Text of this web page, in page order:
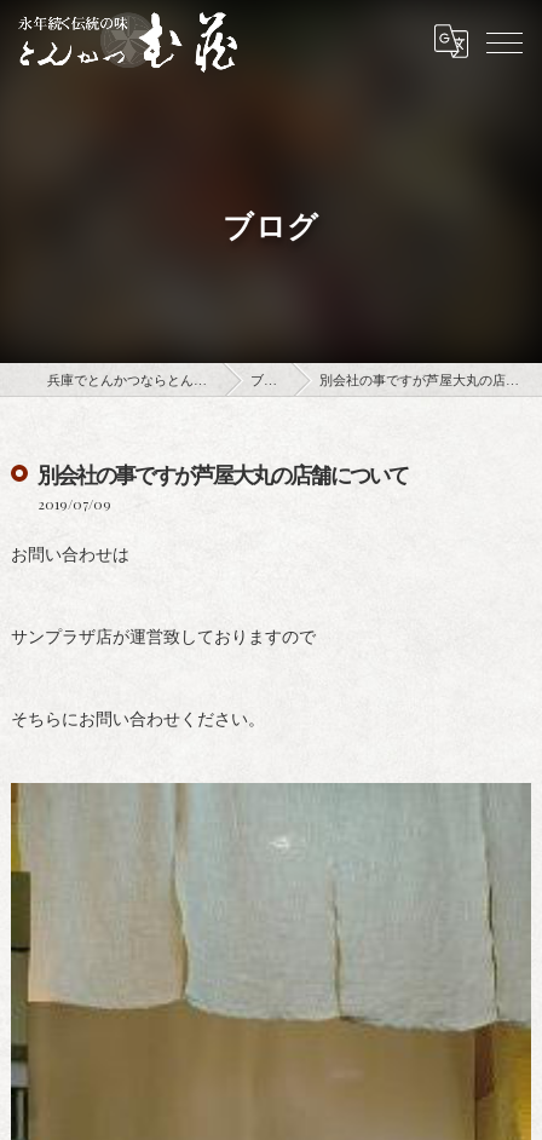
ブログ
ブログ 別会社の事ですが芦屋大丸の店舗について
別会社の事ですが芦屋大丸の店舗について
2019/07/09
お問い合わせは
サンプラザ店が運営致しておりますので
そちらにお問い合わせください。